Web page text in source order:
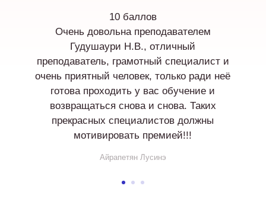
10 баллов
Очень довольна преподавателем
Гудушаури Н.В., отличный
преподаватель, грамотный специалист и
очень приятный человек, только ради неё
готова проходить у вас обучение и
возвращаться снова и снова. Таких
прекрасных специалистов должны
мотивировать премией!!!
Айрапетян Лусинэ